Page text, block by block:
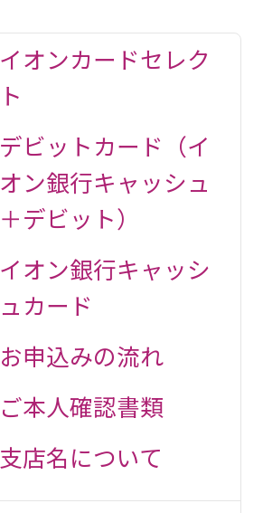
イオンカードセレク
ト
デビットカード（イ
オン銀行キャッシュ
＋デビット）
イオン銀行キャッシ
ュカード
お申込みの流れ
ご本人確認書類
支店名について